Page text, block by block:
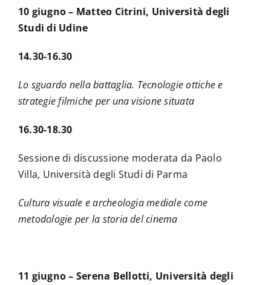
10 giugno – Matteo Citrini, Università degli
Studi di Udine
14.30-16.30
Lo sguardo nella battaglia. Tecnologie ottiche e
strategie filmiche per una visione situata
16.30-18.30
Sessione di discussione moderata da Paolo
Villa, Università degli Studi di Parma
Cultura visuale e archeologia mediale come
metodologie per la storia del cinema
11 giugno – Serena Bellotti, Università degli